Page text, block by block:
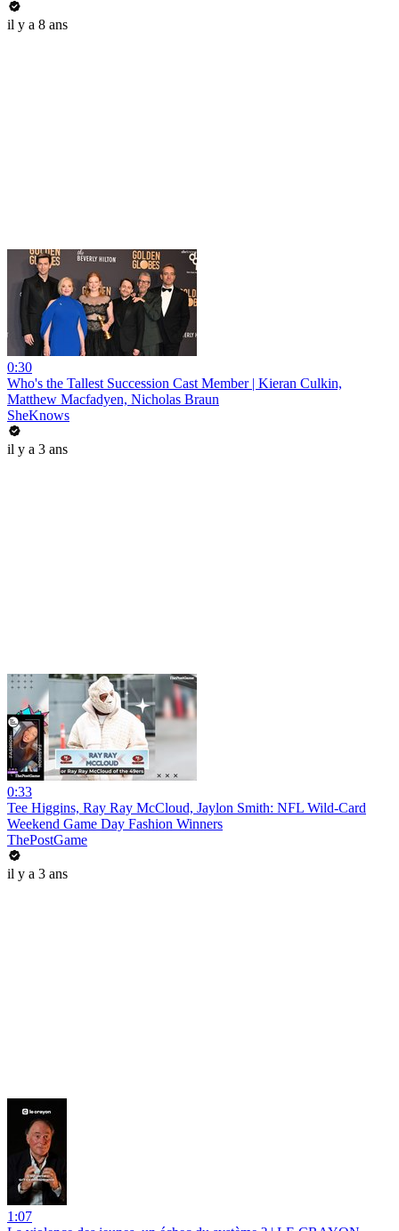
il y a 8 ans
0:30
Who's the Tallest Succession Cast Member | Kieran Culkin,
Matthew Macfadyen, Nicholas Braun
SheKnows
il y a 3 ans
0:33
Tee Higgins, Ray Ray McCloud, Jaylon Smith: NFL Wild-Card
Weekend Game Day Fashion Winners
ThePostGame
il y a 3 ans
1:07